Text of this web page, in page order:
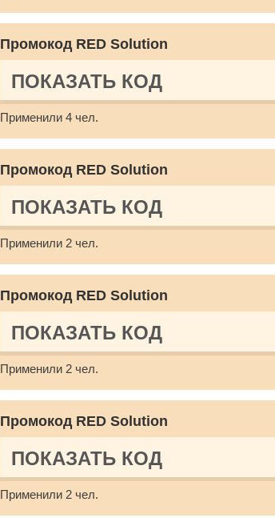
Промокод RED Solution
ПОКАЗАТЬ КОД
Применили 4 чел.
Промокод RED Solution
ПОКАЗАТЬ КОД
Применили 2 чел.
Промокод RED Solution
ПОКАЗАТЬ КОД
Применили 2 чел.
Промокод RED Solution
ПОКАЗАТЬ КОД
Применили 2 чел.